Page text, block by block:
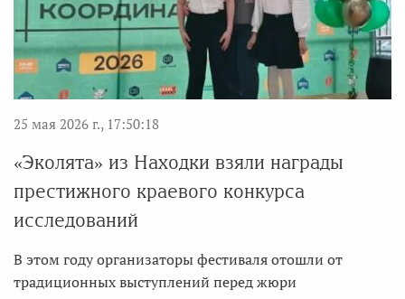
25 мая 2026 г., 17:50:18
«Эколята» из Находки взяли награды
престижного краевого конкурса
исследований
В этом году организаторы фестиваля отошли от
традиционных выступлений перед жюри